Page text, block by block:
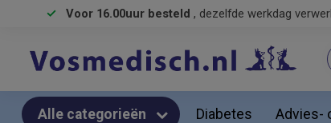
Voor 16.00uur besteld , dezelfde werkdag
Alle categorieën Diabetes Advies-